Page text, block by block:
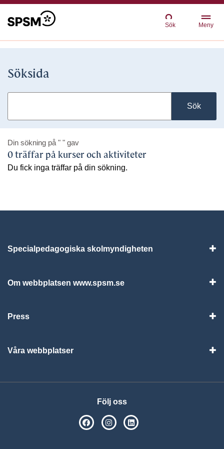
Sök Meny
Söksida
Sök
Din sökning på " " gav
0 träffar på kurser och aktiviteter
Du fick inga träffar på din sökning.
Specialpedagogiska skolmyndigheten
Om webbplatsen www.spsm.se
Press
Våra webbplatser
Följ oss
SPSM på Facebook
SPSM på Instagram